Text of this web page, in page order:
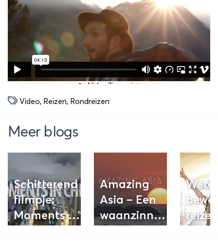
Video, Reizen, Rondreizen
Meer blogs
Schitterend
filmpje:
Moments In
Amazing
Asia – Een
waanzinnig